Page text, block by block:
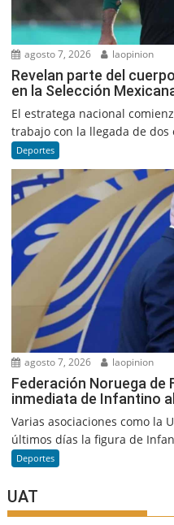
agosto 7, 2026 laopinion
Revelan parte del
en la Selección
El estratega nacional
trabajo con la llegada de dos
Deportes
agosto 7, 2026 laopinion
Federación Noruega de
inmediata de Infantino
Varias asociaciones como la
últimos días la figura de
Deportes
UAT